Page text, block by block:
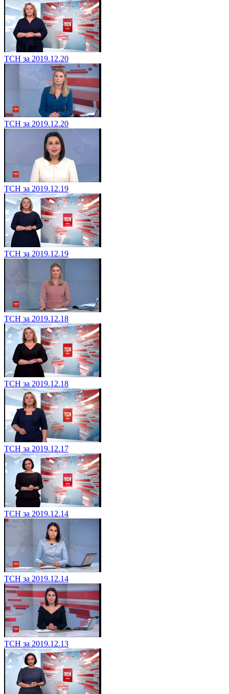
ТСН за 2019.12.20
ТСН за 2019.12.20
ТСН за 2019.12.19
ТСН за 2019.12.19
ТСН за 2019.12.18
ТСН за 2019.12.18
ТСН за 2019.12.17
ТСН за 2019.12.14
ТСН за 2019.12.14
ТСН за 2019.12.13